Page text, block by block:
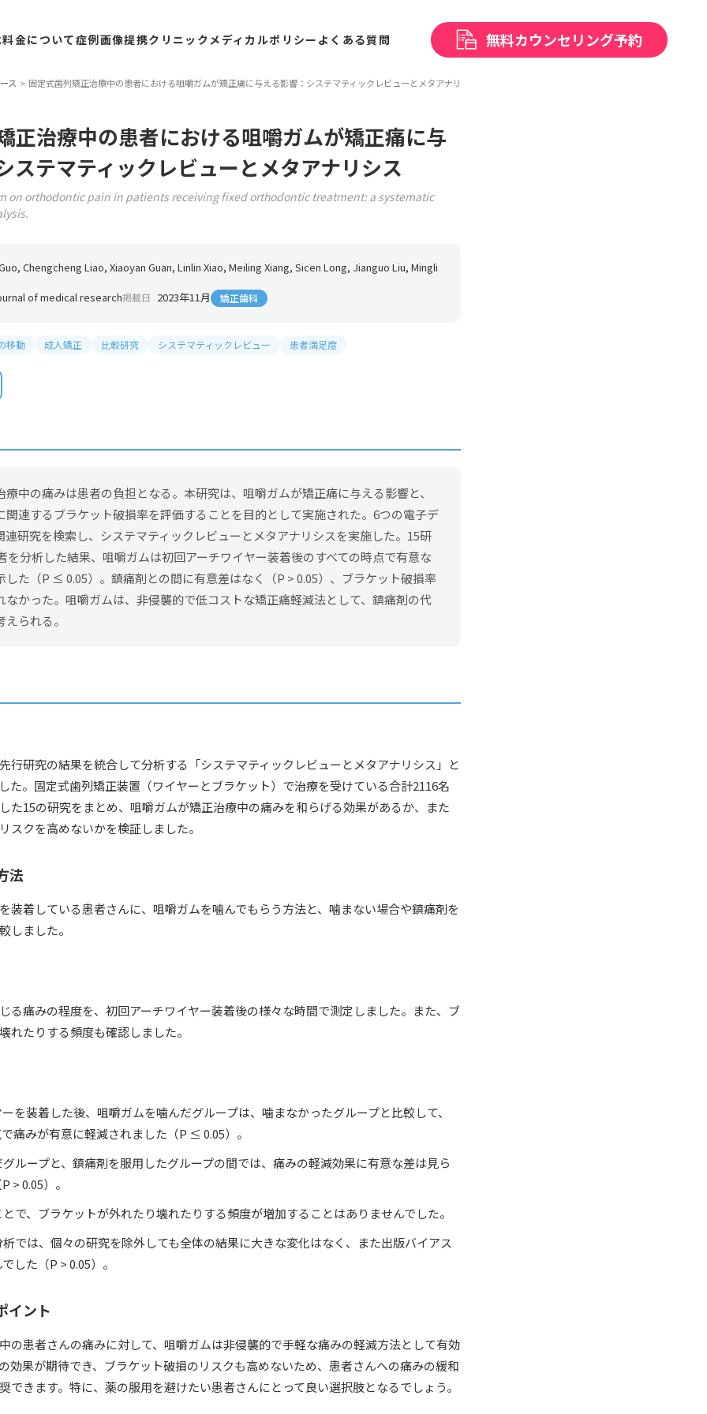
料金について症例画像提携クリニックメディカルポリシー よくある質問 無料カウンセリング予約
ス 固定式歯列矯正治療中の患者における咀嚼ガムが矯正痛に与える影響：システマティックレビューとメタアナリシス
正治療中の患者における咀嚼ガムが矯正痛に与
ステマティックレビューとメタアナリシス
on orthodontic pain in patients receiving fixed orthodontic treatment: a systematic
Chengcheng Liao, Xiaoyan Guan, Linlin Xiao, Meiling Xiang, Sicen Long, Jianguo Liu, Mingli
of medical research掲載日 2023年11月 矯正歯科
移動 成人矯正 比較研究 システマティックレビュー 患者満足度
中の痛みは患者の負担となる。本研究は、咀嚼ガムが矯正痛に与える影響と、
関連するブラケット破損率を評価することを目的として実施された。6つの電子デ
連研究を検索し、システマティックレビューとメタアナリシスを実施した。15研
を分析した結果、咀嚼ガムは初回アーチワイヤー装着後のすべての時点で有意な
した（P ≤ 0.05）。鎮痛剤との間に有意差はなく（P > 0.05）、ブラケット破損率
なかった。咀嚼ガムは、非侵襲的で低コストな矯正痛軽減法として、鎮痛剤の代
られる。
行研究の結果を統合して分析する「システマティックレビューとメタアナリシス」と
た。固定式歯列矯正装置（ワイヤーとブラケット）で治療を受けている合計2116名
た15の研究をまとめ、咀嚼ガムが矯正治療中の痛みを和らげる効果があるか、また
スクを高めないかを検証しました。
法
装着している患者さんに、咀嚼ガムを噛んでもらう方法と、噛まない場合や鎮痛剤を
しました。
る痛みの程度を、初回アーチワイヤー装着後の様々な時間で測定しました。また、ブ
れたりする頻度も確認しました。
を装着した後、咀嚼ガムを噛んだグループは、噛まなかったグループと比較して、
痛みが有意に軽減されました（P ≤ 0.05）。
ループと、鎮痛剤を服用したグループの間では、痛みの軽減効果に有意な差は見ら
> 0.05）。
で、ブラケットが外れたり壊れたりする頻度が増加することはありませんでした。
では、個々の研究を除外しても全体の結果に大きな変化はなく、また出版バイアス
した（P > 0.05）。
イント
の患者さんの痛みに対して、咀嚼ガムは非侵襲的で手軽な痛みの軽減方法として有効
効果が期待でき、ブラケット破損のリスクも高めないため、患者さんへの痛みの緩和
できます。特に、薬の服用を避けたい患者さんにとって良い選択肢となるでしょう。